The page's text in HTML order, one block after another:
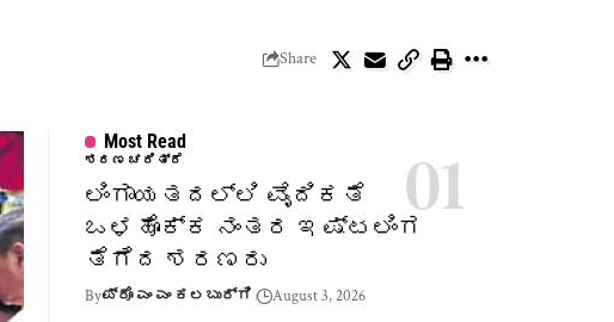
Share
Most Read
ಶರಣ ಚರಿತ್ರೆ
ಲಿಂಗಾಯತದಲ್ಲಿ ವೈದಿಕತೆ
ಒಳಹೊಕ್ಕ ನಂತರ ಇಷ್ಟಲಿಂಗ
ತೆಗೆದ ಶರಣರು
Byಪ್ರೊ ಎಂ ಎಂ ಕಲಬುರ್ಗಿ August 3, 2026